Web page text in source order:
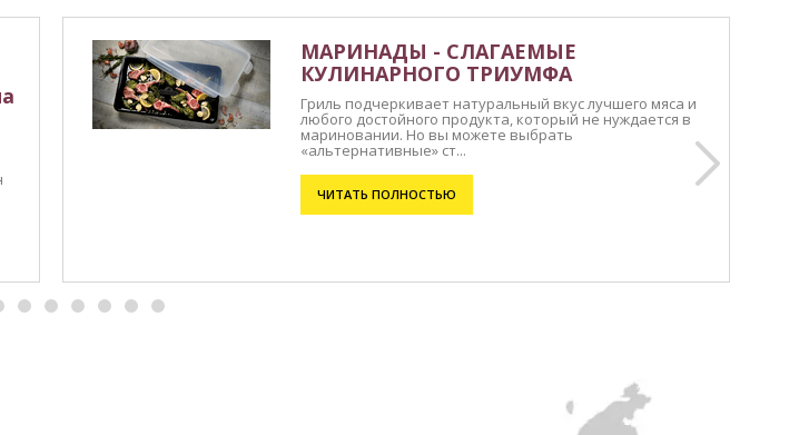
МАРИНАДЫ - СЛАГАЕМЫЕ
КУЛИНАРНОГО ТРИУМФА
Гриль подчеркивает натуральный вкус лучшего мяса и
любого достойного продукта, который не нуждается в
мариновании. Но вы можете выбрать
«альтернативные» ст...
ЧИТАТЬ ПОЛНОСТЬЮ